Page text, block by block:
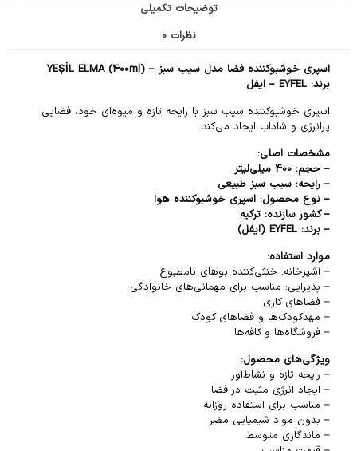
توضیحات تکمیلی
نظرات0
اسپری خوشبوکننده فضا مدل سیب سبز – YEŞİL ELMA (400ml)
برند: EYFEL – ایفل
اسپری خوشبوکننده سیب سبز با رایحه تازه و میوه‌ای خود، فضایی
پرانرژی و شاداب ایجاد می‌کند.
مشخصات اصلی:
– حجم: 400 میلی‌لیتر
– رایحه: سیب سبز طبیعی
– نوع محصول: اسپری خوشبوکننده هوا
– کشور سازنده: ترکیه
– برند: EYFEL (ایفل)
موارد استفاده:
– آشپزخانه: خنثی‌کننده بوهای نامطبوع
– پذیرایی: مناسب برای مهمانی‌های خانوادگی
– فضاهای کاری
– مهدکودک‌ها و فضاهای کودک
– فروشگاه‌ها و کافه‌ها
ویژگی‌های محصول:
– رایحه تازه و نشاط‌آور
– ایجاد انرژی مثبت در فضا
– مناسب برای استفاده روزانه
– بدون مواد شیمیایی مضر
– ماندگاری متوسط